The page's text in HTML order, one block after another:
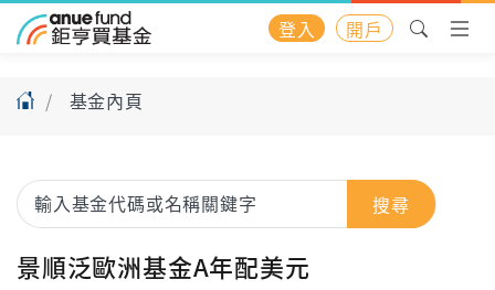
登入 開戶
基金內頁
搜尋
景順泛歐洲基金A年配美元